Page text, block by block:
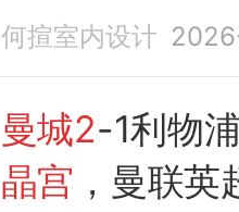
何揎室内设计
曼城2-1利物
晶宫 ，曼联